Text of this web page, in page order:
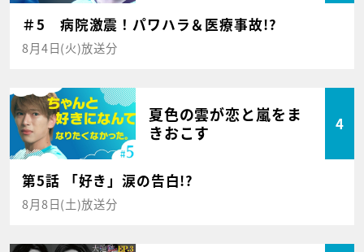
＃5 病院激震！パワハラ＆医療事故!?
8月4日(火)放送分
夏色の雲が恋と嵐をま
きおこす
4
第5話 「好き」涙の告白!?
8月8日(土)放送分